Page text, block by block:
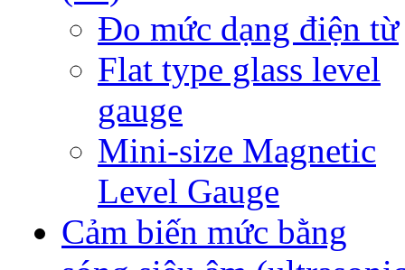
Đo mức dạng điện từ
Flat type glass level
gauge
Mini-size Magnetic
Level Gauge
Cảm biến mức bằng